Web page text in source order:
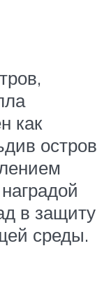
как
остров
в защиту
среды.